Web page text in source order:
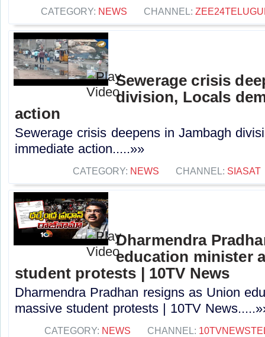
CATEGORY: NEWS CHANNEL:
Sewerage crisis
division, Locals
action
Sewerage crisis deepens in Jambagh
immediate action.....»»
CATEGORY: NEWS CHANNEL: SIASAT
Dharmendra
education minister
student protests | 10TV News
Dharmendra Pradhan resigns as Union
massive student protests | 10TV
CATEGORY: NEWS CHANNEL: